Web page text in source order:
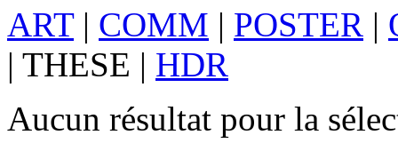
ART| COMM | POSTER |
| THESE | HDR
Aucun résultat pour la